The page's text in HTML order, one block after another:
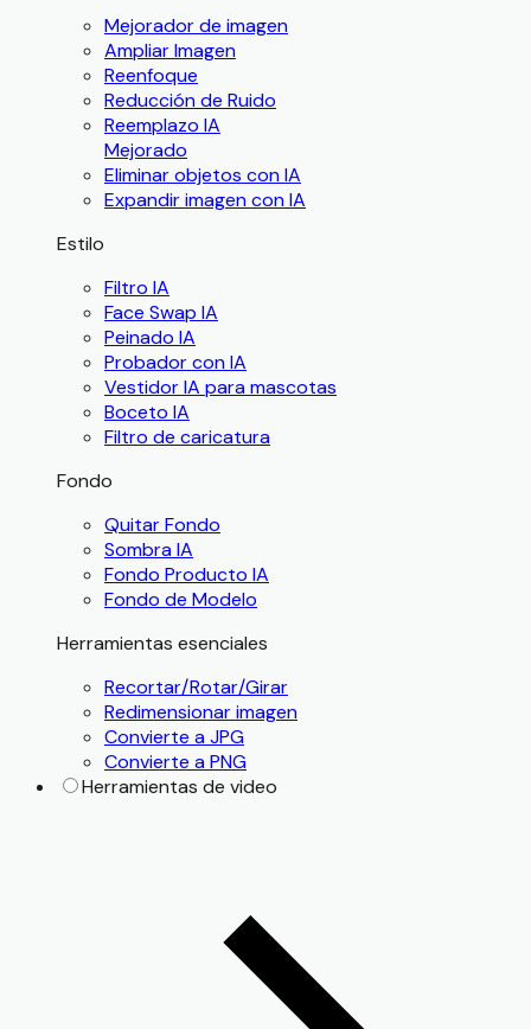
Mejorador de imagen
Ampliar Imagen
Reenfoque
Reducción de Ruido
Reemplazo IA
Mejorado
Eliminar objetos con IA
Expandir imagen con IA
Estilo
Filtro IA
Face Swap IA
Peinado IA
Probador con IA
Vestidor IA para mascotas
Boceto IA
Filtro de caricatura
Fondo
Quitar Fondo
Sombra IA
Fondo Producto IA
Fondo de Modelo
Herramientas esenciales
Recortar/Rotar/Girar
Redimensionar imagen
Convierte a JPG
Convierte a PNG
Herramientas de video